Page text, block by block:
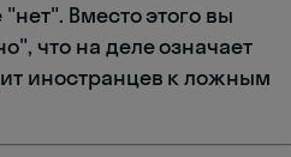
Вместо этого вы
что на деле означает
иностранцев к ложным